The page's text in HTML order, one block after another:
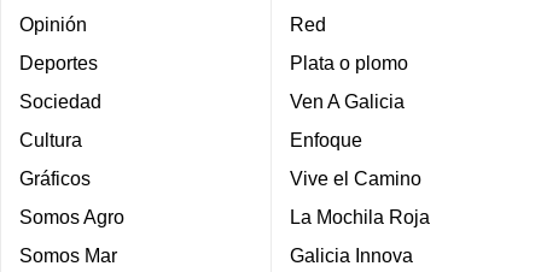
Opinión
Deportes
Sociedad
Cultura
Gráficos
Somos Agro
Somos Mar
Red
Plata o plomo
Ven A Galicia
Enfoque
Vive el Camino
La Mochila Roja
Galicia Innova